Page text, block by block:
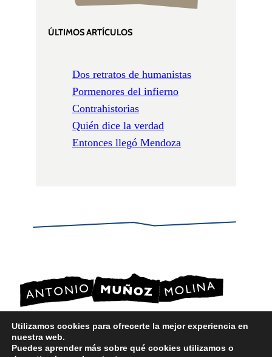
ÚLTIMOS ARTÍCULOS
Dos retratos de humanistas
Pormenores del infierno
Contrahistorias
Quién dice la verdad
Entonces llegó Mendoza
POLÍTICA DE COOKIES
Utilizamos cookies para ofrecerte la mejor experiencia en
nuestra web.
Puedes aprender más sobre qué cookies utilizamos o